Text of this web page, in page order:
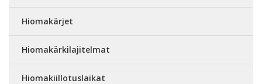
Hiomakärjet
Hiomakärkilajitelmat
Hiomakiillotuslaikat